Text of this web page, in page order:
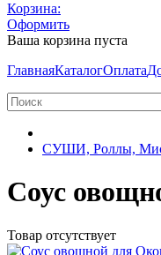
Корзина:
Оформить
Ваша корзина пуста
ГлавнаяКаталогОплата
СУШИ, Роллы,
Соус
Товар отсутствует